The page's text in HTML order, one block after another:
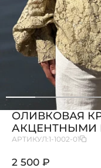
ОЛИВКОВАЯ
АКЦЕНТНЫМИ
АРТИКУЛ:1-1002-01
2 500 ₽